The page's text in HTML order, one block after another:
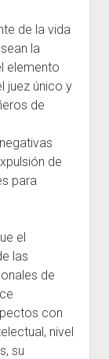
de la vida
la
elemento
juez único y
de
de
para
el
las
de
con
nivel
su